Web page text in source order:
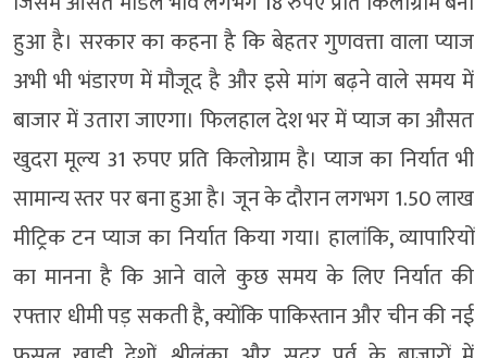
हुआ है। सरकार का कहना है कि बेहतर गुणवत्ता वाला प्याज
अभी भी भंडारण में मौजूद है और इसे मांग बढ़ने वाले समय में
बाजार में उतारा जाएगा। फिलहाल देश भर में प्याज का औसत
खुदरा मूल्य 31 रुपए प्रति किलोग्राम है। प्याज का निर्यात भी
सामान्य स्तर पर बना हुआ है। जून के दौरान लगभग 1.50 लाख
मीट्रिक टन प्याज का निर्यात किया गया। हालांकि, व्यापारियों
का मानना है कि आने वाले कुछ समय के लिए निर्यात की
रफ्तार धीमी पड़ सकती है, क्योंकि पाकिस्तान और चीन की नई